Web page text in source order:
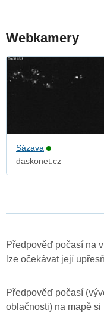
Webkamery
Sázava
daskonet.cz
Předpověď počasí na
lze očekávat její
Předpověď počasí
oblačnosti) na mapě